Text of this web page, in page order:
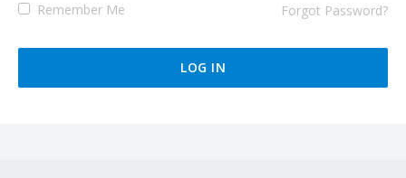
Remember Me Forgot Password?